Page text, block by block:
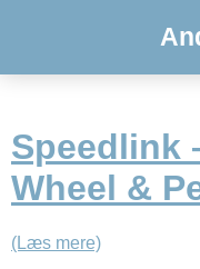
Speedlink
Wheel &
(Læs mere)